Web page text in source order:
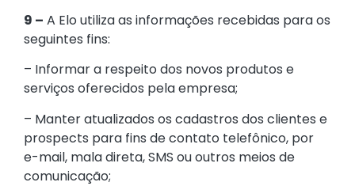
9 – A Elo utiliza as informações recebidas para os
seguintes fins:
– Informar a respeito dos novos produtos e
serviços oferecidos pela empresa;
– Manter atualizados os cadastros dos clientes e
prospects para fins de contato telefônico, por
e-mail, mala direta, SMS ou outros meios de
comunicação;